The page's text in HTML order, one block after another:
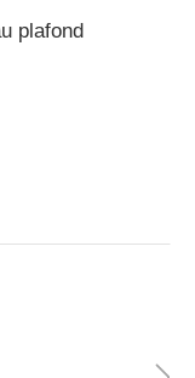
plafond